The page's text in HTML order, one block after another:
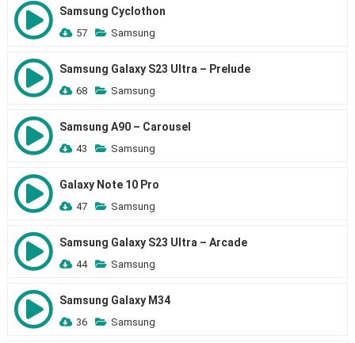
Samsung Cyclothon
57 Samsung
Samsung Galaxy S23 Ultra – Prelude
68 Samsung
Samsung A90 – Carousel
43 Samsung
Galaxy Note 10 Pro
47 Samsung
Samsung Galaxy S23 Ultra – Arcade
44 Samsung
Samsung Galaxy M34
36 Samsung